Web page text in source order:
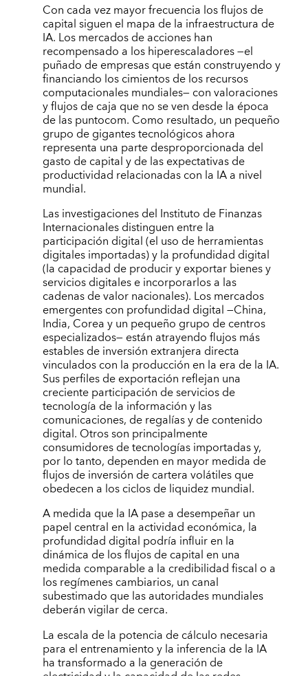
Con cada vez mayor frecuencia los flujos de
capital siguen el mapa de la infraestructura de
IA. Los mercados de acciones han
recompensado a los hiperescaladores —el
puñado de empresas que están construyendo y
financiando los cimientos de los recursos
computacionales mundiales— con valoraciones
y flujos de caja que no se ven desde la época
de las puntocom. Como resultado, un pequeño
grupo de gigantes tecnológicos ahora
representa una parte desproporcionada del
gasto de capital y de las expectativas de
productividad relacionadas con la IA a nivel
mundial.
Las investigaciones del Instituto de Finanzas
Internacionales distinguen entre la
participación digital (el uso de herramientas
digitales importadas) y la profundidad digital
(la capacidad de producir y exportar bienes y
servicios digitales e incorporarlos a las
cadenas de valor nacionales). Los mercados
emergentes con profundidad digital —China,
India, Corea y un pequeño grupo de centros
especializados— están atrayendo flujos más
estables de inversión extranjera directa
vinculados con la producción en la era de la IA.
Sus perfiles de exportación reflejan una
creciente participación de servicios de
tecnología de la información y las
comunicaciones, de regalías y de contenido
digital. Otros son principalmente
consumidores de tecnologías importadas y,
por lo tanto, dependen en mayor medida de
flujos de inversión de cartera volátiles que
obedecen a los ciclos de liquidez mundial.
A medida que la IA pase a desempeñar un
papel central en la actividad económica, la
profundidad digital podría influir en la
dinámica de los flujos de capital en una
medida comparable a la credibilidad fiscal o a
los regímenes cambiarios, un canal
subestimado que las autoridades mundiales
deberán vigilar de cerca.
La escala de la potencia de cálculo necesaria
para el entrenamiento y la inferencia de la IA
ha transformado a la generación de